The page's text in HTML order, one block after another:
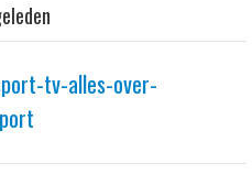
tv-alles-over-